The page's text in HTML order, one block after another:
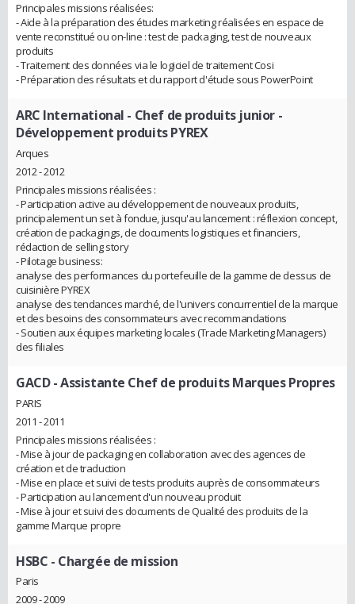
Principales missions réalisées:
- Aide à la préparation des études marketing réalisées en espace de
vente reconstitué ou on-line : test de packaging, test de nouveaux
produits
- Traitement des données via le logiciel de traitement Cosi
- Préparation des résultats et du rapport d'étude sous PowerPoint
ARC International - Chef de produits junior -
Développement produits PYREX
Arques
2012 - 2012
Principales missions réalisées :
- Participation active au développement de nouveaux produits,
principalement un set à fondue, jusqu'au lancement : réflexion concept,
création de packagings, de documents logistiques et financiers,
rédaction de selling story
- Pilotage business:
analyse des performances du portefeuille de la gamme de dessus de
cuisinière PYREX
analyse des tendances marché, de l'univers concurrentiel de la marque
et des besoins des consommateurs avec recommandations
- Soutien aux équipes marketing locales (Trade Marketing Managers)
des filiales
GACD- Assistante Chef de produits Marques Propres
PARIS
2011 - 2011
Principales missions réalisées :
- Mise à jour de packaging en collaboration avec des agences de
création et de traduction
- Mise en place et suivi de tests produits auprès de consommateurs
- Participation au lancement d'un nouveau produit
- Mise à jour et suivi des documents de Qualité des produits de la
gamme Marque propre
HSBC - Chargée de mission
Paris
2009 - 2009